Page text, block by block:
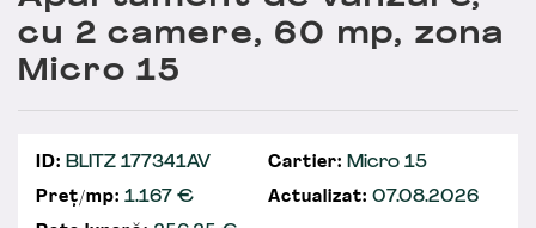
cu 2 camere, 60 mp, zona
Micro 15
ID: BLITZ 177341AV Cartier: Micro 15
Preț/mp: 1.167 € Actualizat: 07.08.2026